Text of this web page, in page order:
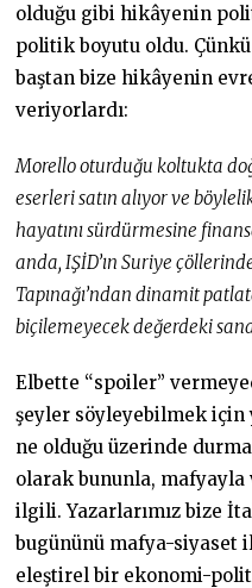
olduğu gibi hikâyenin
politik boyutu oldu.
baştan bize hikâyenin
veriyorlardı:
Morello oturduğu koltukta
eserleri satın alıyor ve
hayatını sürdürmesine
anda, IŞİD’ın Suriye
Tapınağı’ndan dinamit
biçilemeyecek değerdeki
Elbette “spoiler”
şeyler söyleyebilmek
ne olduğu üzerinde
olarak bununla,
ilgili. Yazarlarımız bize
bugününü mafya-siyaset
eleştirel bir ekonomi-